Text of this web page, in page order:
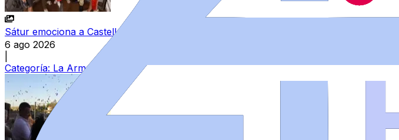
Sátur emociona a Castellanos de Moriscos en el año de su despedida reivindicando el
6 ago 2026
Categoría: La Armuña